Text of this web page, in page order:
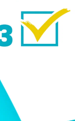
туыстары
тигенін
Оның айтуынша,